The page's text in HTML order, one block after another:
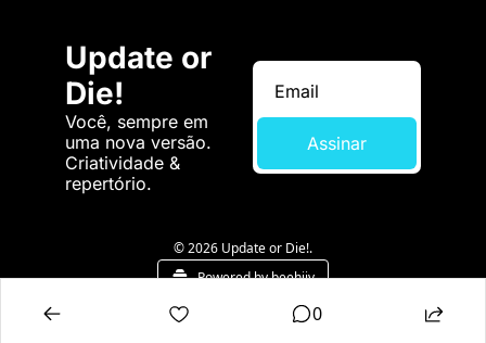
Update or
Die!
Você, sempre em
uma nova versão.
Criatividade &
repertório.
Assinar
© 2026 Update or Die!.
Powered by beehiiv
0